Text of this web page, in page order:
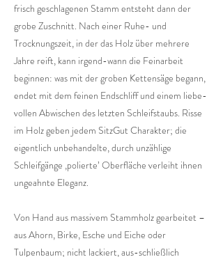
frisch geschlagenen Stamm entsteht dann der
grobe Zuschnitt. Nach einer Ruhe- und
Trocknungszeit, in der das Holz über mehrere
Jahre reift, kann irgend-wann die Feinarbeit
beginnen: was mit der groben Kettensäge begann,
endet mit dem feinen Endschliff und einem liebe-
vollen Abwischen des letzten Schleifstaubs. Risse
im Holz geben jedem SitzGut Charakter; die
eigentlich unbehandelte, durch unzählige
Schleifgänge ‚polierte’ Oberfläche verleiht ihnen
ungeahnte Eleganz.
Von Hand aus massivem Stammholz gearbeitet –
aus Ahorn, Birke, Esche und Eiche oder
Tulpenbaum; nicht lackiert, aus-schließlich